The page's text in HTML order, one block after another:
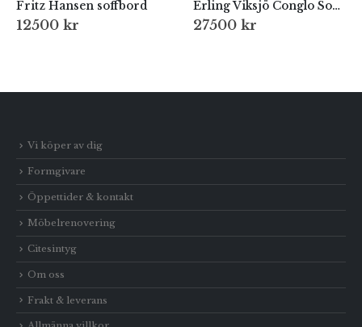
Fritz Hansen soffbord
12500 kr
Erling Viksjö Conglo Soffbord
27500 kr
Vi köper av dig
Formgivare
Öppettider & kontakt
Möbelrenovering
Citesintyg
Om oss
Frakt & leverans